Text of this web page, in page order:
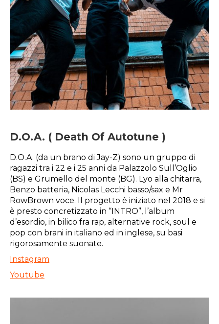
D.O.A. ( Death Of Autotune )
D.O.A. (da un brano di Jay-Z) sono un gruppo di
ragazzi tra i 22 e i 25 anni da Palazzolo Sull’Oglio
(BS) e Grumello del monte (BG). Lyo alla chitarra,
Benzo batteria, Nicolas Lecchi basso/sax e Mr
RowBrown voce. Il progetto è iniziato nel 2018 e si
è presto concretizzato in “INTRO”, l’album
d’esordio, in bilico fra rap, alternative rock, soul e
pop con brani in italiano ed in inglese, su basi
rigorosamente suonate.
Instagram
Youtube